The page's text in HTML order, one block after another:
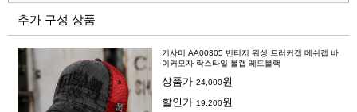
추가 구성 상품
기사미 AA00305 빈티지 워싱 트러커캡 메쉬캡 바
이커모자 락스타일 볼캡 레드블랙
상품가 24,000원
할인가 19,200원